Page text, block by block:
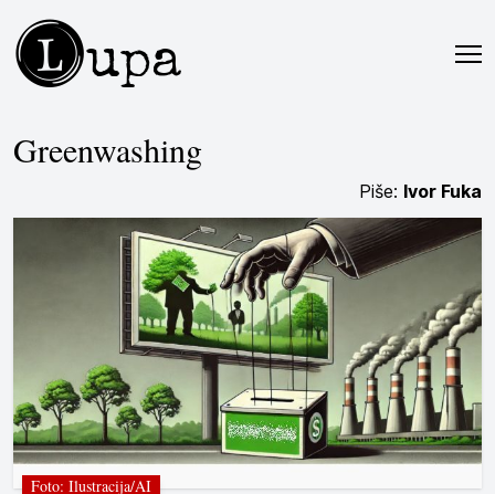
Lupa
Greenwashing
Piše: Ivor Fuka
Foto: Ilustracija/AI